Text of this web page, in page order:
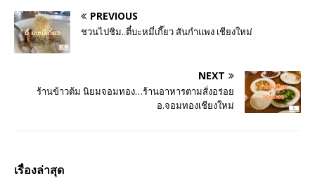
PREVIOUS
ชวนไปชิม..ตี๋บะหมี่เกี๊ยว สันกำแพง เชียงใหม่
NEXT
ร้านข้าวต้ม นิยมจอมทอง…ร้านอาหารตามสั่งอร่อย
อ.จอมทองเชียงใหม่
เรื่องล่าสุด